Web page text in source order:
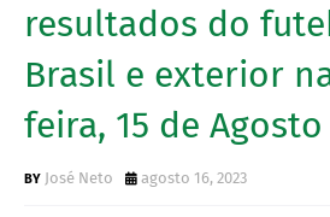
resultados do
Brasil e exterior
feira, 15 de Agosto
José Neto agosto 16, 2023